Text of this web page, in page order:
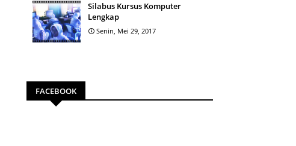
Silabus Kursus Komputer
Lengkap
Senin, Mei 29, 2017
FACEBOOK